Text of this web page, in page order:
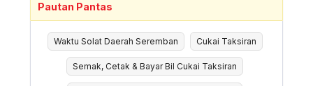
Pautan Pantas
Waktu Solat Daerah Seremban Cukai Taksiran
Semak, Cetak & Bayar Bil Cukai Taksiran